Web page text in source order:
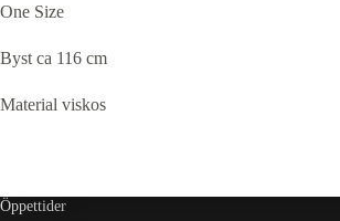
One Size
Byst ca 116 cm
Material viskos
Öppettider